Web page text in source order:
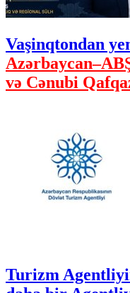
Vaşinqtondan
və Cənubi
Turizm